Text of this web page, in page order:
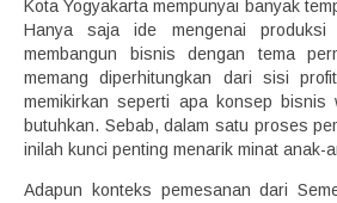
Kota Yogyakarta mempunyai banyak
Hanya saja ide mengenai produksi
membangun bisnis dengan tema
memang diperhitungkan dari sisi
memikirkan seperti apa konsep bisnis
butuhkan. Sebab, dalam satu proses
inilah kunci penting menarik minat anak-
Adapun konteks pemesanan dari